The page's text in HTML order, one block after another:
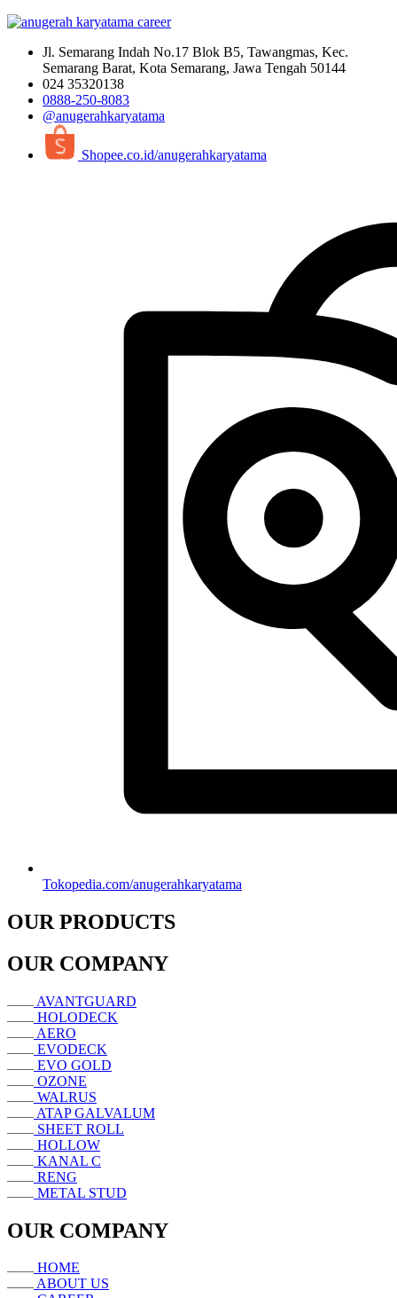
Jl. Semarang Indah No.17 Blok B5, Tawangmas, Kec.
Semarang Barat, Kota Semarang, Jawa Tengah 50144
024 35320138
0888-250-8083
@anugerahkaryatama
Shopee.co.id/anugerahkaryatama
Tokopedia.com/anugerahkaryatama
OUR PRODUCTS
OUR COMPANY
AVANTGUARD
HOLODECK
AERO
EVODECK
EVO GOLD
OZONE
WALRUS
ATAP GALVALUM
SHEET ROLL
HOLLOW
KANAL C
RENG
METAL STUD
OUR COMPANY
HOME
ABOUT US